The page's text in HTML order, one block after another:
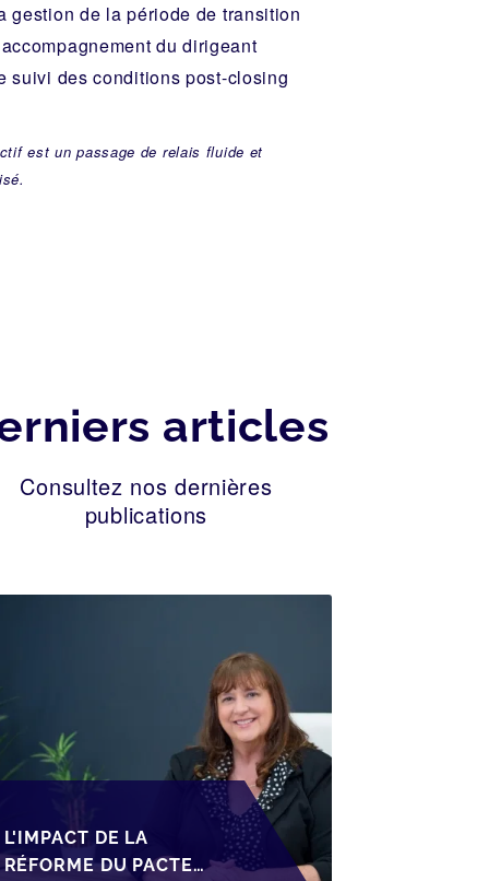
gestion de la période de transition
du dirigeant
suivi des conditions post-closing
est un passage de relais fluide et
articles
Consultez nos dernières
publications
L'IMPACT DE LA
RÉFORME DU PACTE